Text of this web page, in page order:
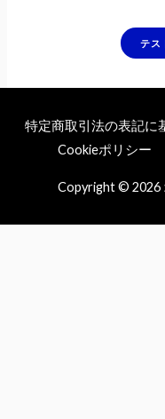
特定商取引法の表記に
Cookieポリシー
Copyright © 2026